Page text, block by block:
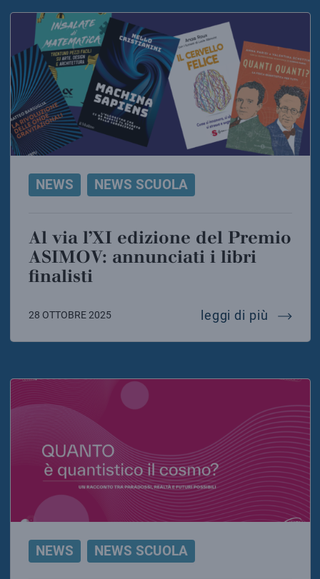
NEWS NEWS SCUOLA
Al via l’XI edizione del Premio
ASIMOV: annunciati i libri
finalisti
28 OTTOBRE 2025 leggi di più al via
NEWS NEWS SCUOLA